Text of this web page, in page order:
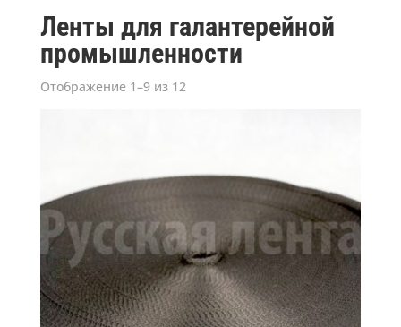
Ленты для галантерейной
промышленности
Отображение 1–9 из 12